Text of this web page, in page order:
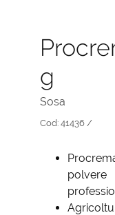
g
Sosa
Cod: 41436 /